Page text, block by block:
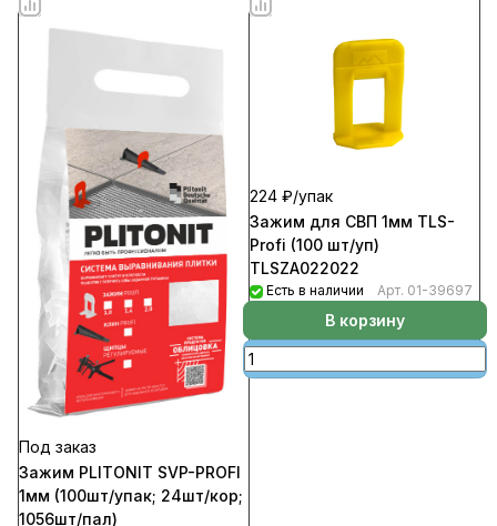
Под заказ
Зажим PLITONIT SVP-PROFI
1мм (100шт/упак; 24шт/кор;
1056шт/пал)
224 ₽/упак
Зажим для СВП 1мм TLS-
Profi (100 шт/уп)
TLSZA022022
Есть в наличии Арт. 01-39697
В корзину